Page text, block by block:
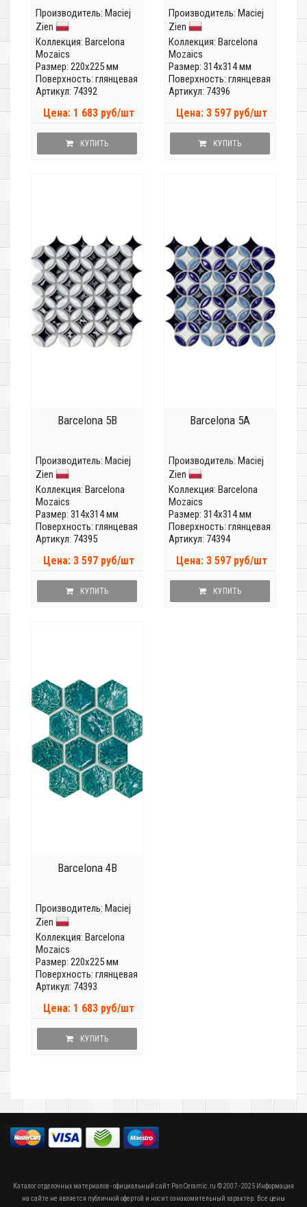
Производитель: Maciej
Zien
Коллекция: Barcelona
Mozaics
Размер: 220x225 мм
Поверхность: глянцевая
Артикул: 74392
Цена: 1 683 руб/шт
КУПИТЬ
Производитель: Maciej
Zien
Коллекция: Barcelona
Mozaics
Размер: 314x314 мм
Поверхность: глянцевая
Артикул: 74396
Цена: 3 597 руб/шт
КУПИТЬ
Barcelona 5B
Производитель: Maciej
Zien
Коллекция: Barcelona
Mozaics
Размер: 314x314 мм
Поверхность: глянцевая
Артикул: 74395
Цена: 3 597 руб/шт
КУПИТЬ
Barcelona 5A
Производитель: Maciej
Zien
Коллекция: Barcelona
Mozaics
Размер: 314x314 мм
Поверхность: глянцевая
Артикул: 74394
Цена: 3 597 руб/шт
КУПИТЬ
Barcelona 4B
Производитель: Maciej
Zien
Коллекция: Barcelona
Mozaics
Размер: 220x225 мм
Поверхность: глянцевая
Артикул: 74393
Цена: 1 683 руб/шт
КУПИТЬ
Каталог отделочных материалов - официальный сайт PanCeramic.ru © 2007 - 2025 Информация
на сайте не является публичной офертой и носит ознакомительный характер. Все цены